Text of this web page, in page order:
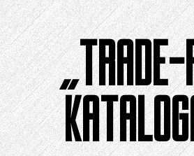
Pereiti
prie
turinio
„TRADE-